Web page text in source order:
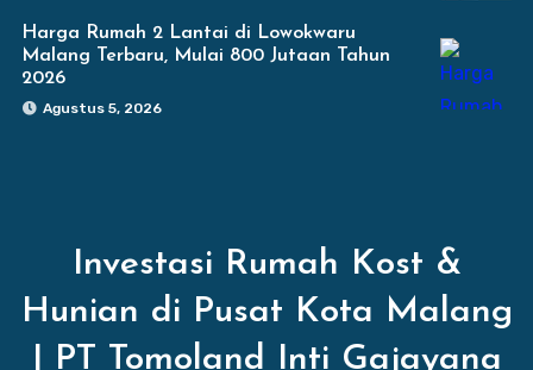
Harga Rumah 2 Lantai di Lowokwaru
Malang Terbaru, Mulai 800 Jutaan Tahun
2026
Agustus 5, 2026
Investasi Rumah Kost &
Hunian di Pusat Kota Malang
| PT Tomoland Inti Gajayana